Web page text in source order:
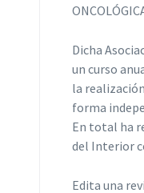
Dicha
un curso
la
forma
En total ha
del Interior
Edita una